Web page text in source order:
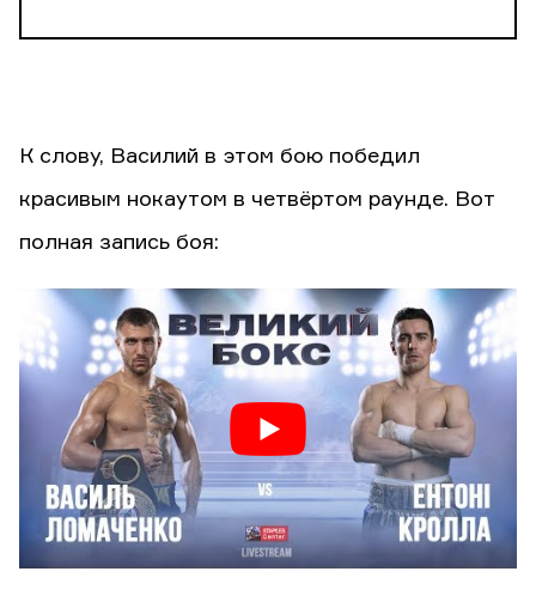
К слову, Василий в этом бою победил
красивым нокаутом в четвёртом раунде. Вот
полная запись боя: